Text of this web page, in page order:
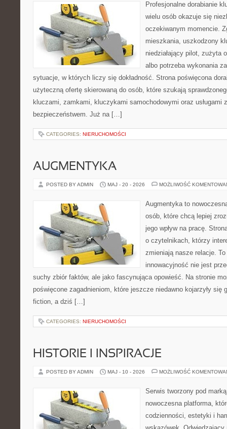
Profesjonalne dorabianie
wielu osób okazuje się
oczekiwanym momencie.
mieszkania, uszkodzony
niedziałający pilot, zużyta
albo potrzeba wykonania
sytuacje, w których liczy się dokładność. Strona poświęcona
użyteczną ofertę skierowaną do osób, które szukają
kluczami, zamkami, kluczykami samochodowymi oraz usługami
bezpieczeństwem. Już na […]
CATEGORIES: NIERUCHOMOŚCI
AUGMENTYKA
POSTED BY ADMIN MAJ - 20 - 2026 MOŻLIWOŚĆ
Augmentyka to
osób, które chcą lepiej
jego wpływ na pracę.
o czytelnikach, którzy
zmieniają nasze relacje.
innowacyjność nie jest
suchy zbiór faktów, ale jako fascynująca opowieść. Na stronie
poświęcone zagadnieniom, które jeszcze niedawno kojarzyły się
fiction, a dziś […]
CATEGORIES: NIERUCHOMOŚCI
HISTORIE I INSPIRACJE
POSTED BY ADMIN MAJ - 10 - 2026 MOŻLIWOŚĆ
Serwis tworzony pod
nowoczesna platforma,
codzienności, estetyki i